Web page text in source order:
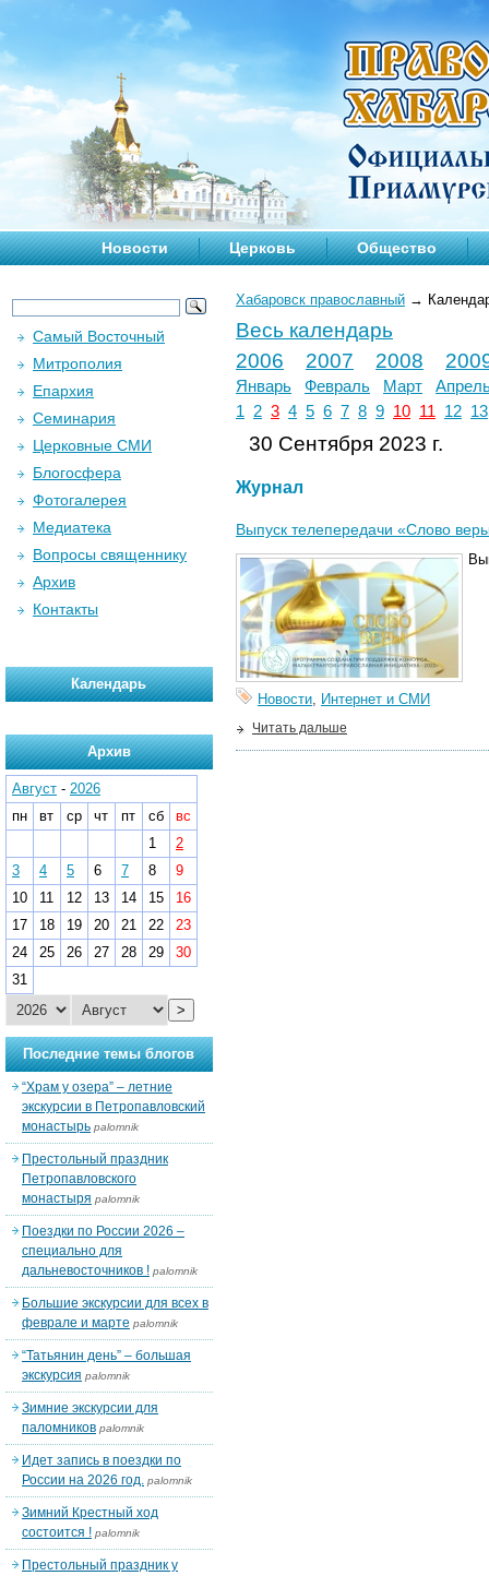
Новости Церковь Общество
Хабаровск православный →
Весь календарь
2006
2007 2008
Январь Февраль Март
1
2 3 4 5 6 7 8 9 10 11 12 13
30 Сентября 2023 г.
Журнал
Выпуск телепередачи «Слово
Новости, Интернет и СМИ
Читать дальше
Самый Восточный
Митрополия
Епархия
Семинария
Церковные СМИ
Блогосфера
Фотогалерея
Медиатека
Вопросы священнику
Архив
Контакты
Календарь
Архив
Август - 2026
пн
вт ср чт пт сб
вс
1
2
3
4 5 6 7 8
9
10
11 12 13 14 15
16
17
18 19 20 21 22
23
24
25 26 27 28 29
30
31
>
Последние темы блогов
“Храм у озера” – летние
экскурсии в Петропавловский
монастырь palomnik
Престольный праздник
Петропавловского
монастыря palomnik
Поездки по России 2026 –
специально для
дальневосточников ! palomnik
Большие экскурсии для всех в
феврале и марте palomnik
“Татьянин день” – большая
экскурсия palomnik
Зимние экскурсии для
паломников palomnik
Идет запись в поездки по
России на 2026 год. palomnik
Зимний Крестный ход
состоится ! palomnik
Престольный праздник у